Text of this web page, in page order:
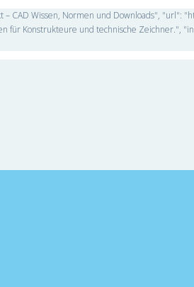
CAD Wissen, Normen und Downloads", "url":
für Konstrukteure und technische Zeichner.",